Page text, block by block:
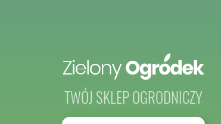
TWÓJ SKLEP OGRODNICZY